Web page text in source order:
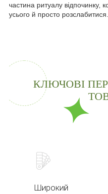
частина ритуалу відпочинку,
усього й просто розслабитися.
КЛЮЧОВІ
Широкий